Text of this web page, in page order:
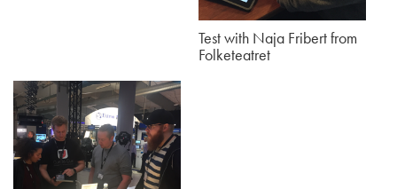
Test with Naja Fribert from
Folketeatret